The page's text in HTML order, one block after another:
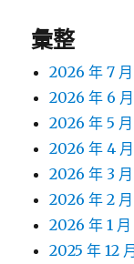
彙整
2026 年 7 月
2026 年 6 月
2026 年 5 月
2026 年 4 月
2026 年 3 月
2026 年 2 月
2026 年 1 月
2025 年 12 月